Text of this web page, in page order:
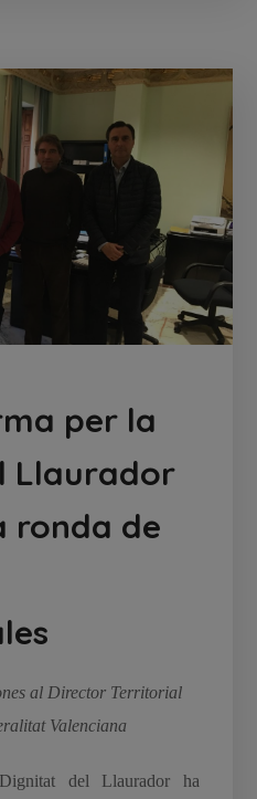
per la
Llaurador
ronda de
al Director Territorial
Valenciana
del Llaurador ha